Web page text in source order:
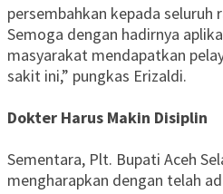
persembahkan kepada seluruh
Semoga dengan hadirnya
masyarakat mendapatkan
sakit ini,” pungkas Erizaldi.
Dokter Harus Makin Disiplin
Sementara, Plt. Bupati Aceh
mengharapkan dengan telah